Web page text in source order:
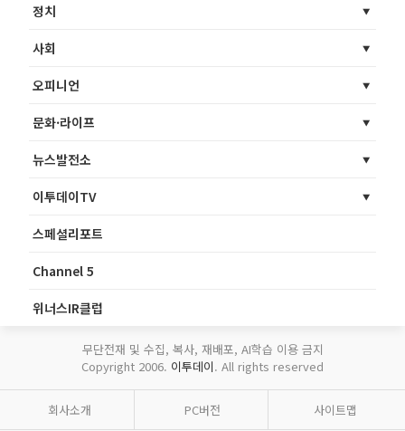
정치
사회
오피니언
문화·라이프
뉴스발전소
이투데이TV
스페셜리포트
Channel 5
위너스IR클럽
무단전재 및 수집, 복사, 재배포, AI학습 이용 금지
Copyright 2006. 이투데이. All rights reserved
회사소개 PC버전 사이트맵